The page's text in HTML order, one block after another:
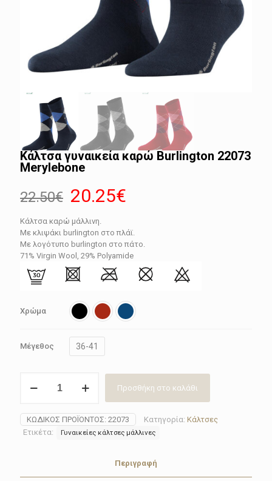
Κάλτσα γυναικεία καρώ Burlington 22073
Merylebone
22.50€ Original
price
was:
22.50€.
20.25€
τιμή
είναι:
20.25€.
Κάλτσα καρώ μάλλινη.
Με κλιψάκι burlington στο πλάϊ.
Με λογότυπο burlington στο πάτο.
71% Virgin Wool, 29% Polyamide
Χρώμα
Μέγεθος 36-41
γυναικεία
Burlington
22073
Merylebone
Προσθήκη στο καλάθι
ΚΩΔΙΚΌΣ ΠΡΟΪΌΝΤΟΣ: 22073 Κατηγορία: Κάλτσες
Ετικέτα:
Γυναικείες κάλτσες μάλλινες
Περιγραφή